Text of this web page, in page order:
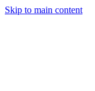
Skip to main content